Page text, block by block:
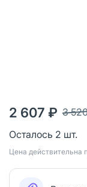
3
2 607 ₽
Осталось 2 шт.
Цена действительна